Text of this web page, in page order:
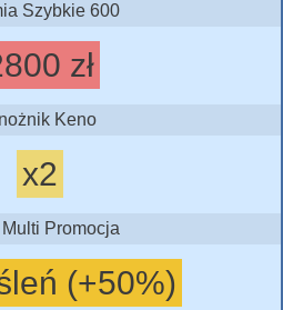
Szybkie 600
zł
Keno
x2
Multi Promocja
(+50%)